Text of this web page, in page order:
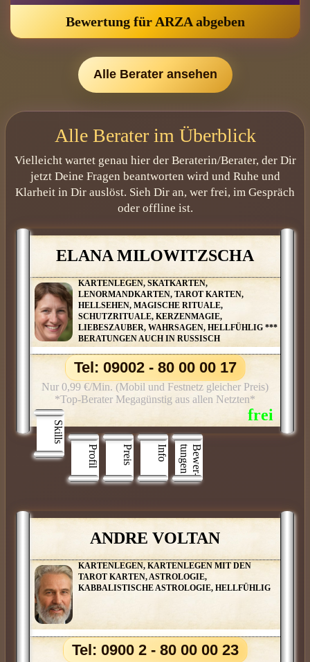
Bewertung für ARZA abgeben
Alle Berater ansehen
Alle Berater im Überblick
Vielleicht wartet genau hier der Beraterin/Berater, der Dir
jetzt Deine Fragen beantworten wird und Ruhe und
Klarheit in Dir auslöst. Sieh Dir an, wer frei, im Gespräch
oder offline ist.
ELANA MILOWITZSCHA
KARTENLEGEN, SKATKARTEN,
LENORMANDKARTEN, TAROT KARTEN,
HELLSEHEN, MAGISCHE RITUALE,
SCHUTZRITUALE, KERZENMAGIE,
LIEBESZAUBER, WAHRSAGEN, HELLFÜHLIG ***
BERATUNGEN AUCH IN RUSSISCH
Skills
Profil
Preis Info B
e
w
e
r
­
t
u
n
g
e
n
Tel: 09002 - 80 00 00 17
Nur 0,99 €/Min. (Mobil und Festnetz gleicher Preis)
*Top-Berater Megagünstig aus allen Netzten*
ANDRE VOLTAN
KARTENLEGEN, KARTENLEGEN MIT DEN
TAROT KARTEN, ASTROLOGIE,
KABBALISTISCHE ASTROLOGIE, HELLFÜHLIG
Tel: 0900 2 - 80 00 00 23